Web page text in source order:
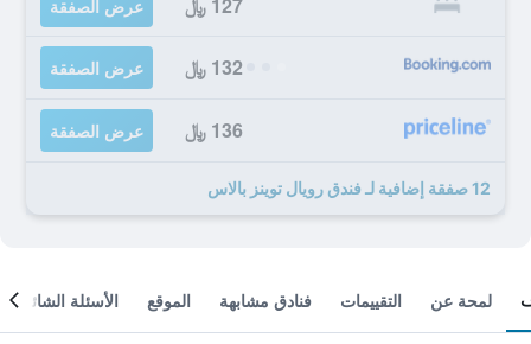
عرض الصفقة
132 ﷼ عرض الصفقة
136 ﷼ عرض الصفقة
12 صفقة إضافية لـ فندق رويال توينز بالاس
لمحة عن التقييمات فنادق مشابهة الموقع الأسئلة الشائعة